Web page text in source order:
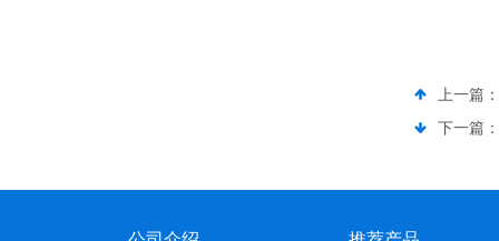
上一篇：
下一篇：